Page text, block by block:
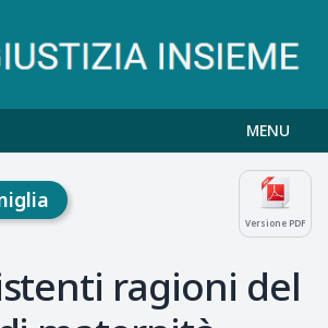
MENU
Versione PDF
ragioni del